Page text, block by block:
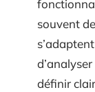
souvent
définir